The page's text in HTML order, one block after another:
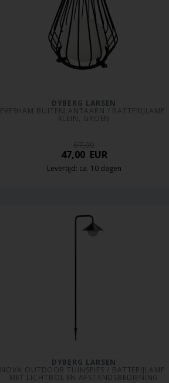
DYBERG LARSEN
EVESHAM BUITENLANTAARN / BATTERIJLAMP
KLEIN, GROEN
47,00EUR
Levertijd: ca. 10 dagen
DYBERG LARSEN
NOVA OUTDOOR TUINSPIES / BATTERIJLAMP
MET LICHTBOL EN AFSTANDSBEDIENING